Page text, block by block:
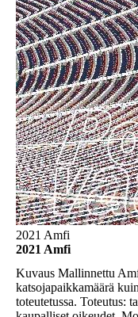
2021 Amfi
2021 Amfi
Kuvaus Mallinnettu
katsojapaikkamäärä
toteutetussa. Toteutus: